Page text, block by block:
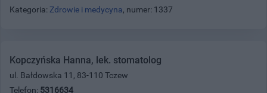
Kategoria: Zdrowie i medycyna, numer: 1337
Kopczyńska Hanna, lek. stomatolog
ul. Bałdowska 11, 83-110 Tczew
Telefon: 5316634